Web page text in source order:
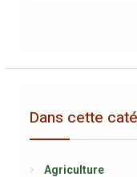
Dans cette
Agriculture